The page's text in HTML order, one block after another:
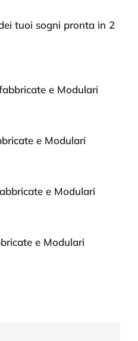
tuoi sogni pronta in 2
e Modulari
e Modulari
e Modulari
e Modulari